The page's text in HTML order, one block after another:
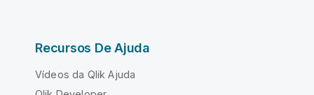
Recursos De Ajuda
Vídeos da Qlik Ajuda